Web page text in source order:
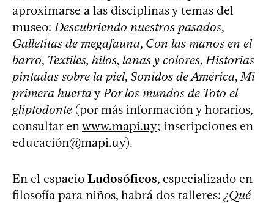
aproximarse a las disciplinas y temas del
museo: Descubriendo nuestros pasados,
Galletitas de megafauna, Con las manos en el
barro, Textiles, hilos, lanas y colores, Historias
pintadas sobre la piel, Sonidos de América, Mi
primera huertay Por los mundos de Toto el
gliptodonte (por más información y horarios,
consultar en www.mapi.uy; inscripciones en
educación@mapi.uy).
En el espacio Ludosóficos, especializado en
filosofía para niños, habrá dos talleres: ¿Qué